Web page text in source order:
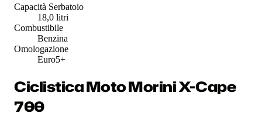
Capacità Serbatoio
18,0 litri
Combustibile
Benzina
Omologazione
Euro5+
Ciclistica Moto Morini X-Cape
700